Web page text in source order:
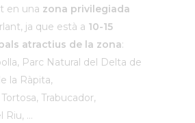
en una zona privilegiada
ja que està a 10-15
atractius de la zona:
Parc Natural del Delta de
la Ràpita,
Trabucador,
Riu, …